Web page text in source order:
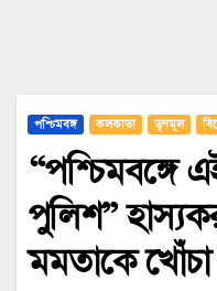
পশ্চিমবঙ্গ কলকাতা তৃণমূল
“পশ্চিমবঙ্গে
পুলিশ”
মমতাকে